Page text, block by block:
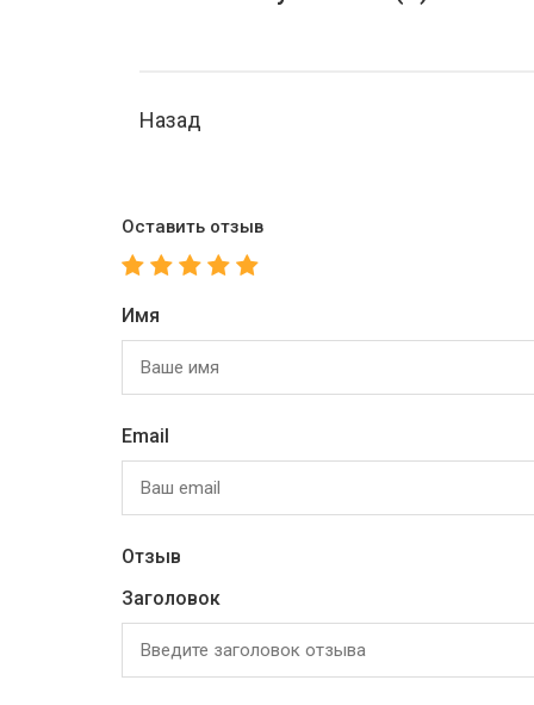
Назад
Оставить отзыв
Имя
Email
Отзыв
Заголовок